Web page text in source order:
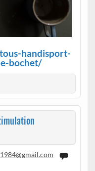
handisport-
bochet/